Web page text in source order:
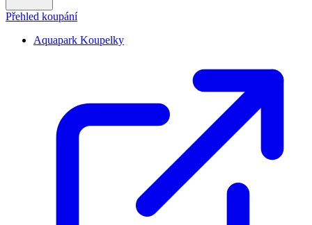
Přehled koupání
Aquapark Koupelky